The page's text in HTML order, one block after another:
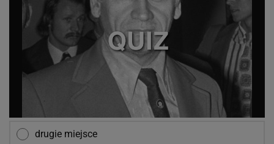
drugie miejsce